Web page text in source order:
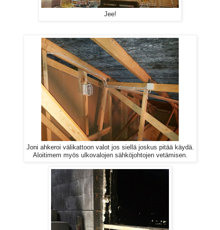
Jee!
Joni ahkeroi välikattoon valot jos siellä joskus pitää käydä.
Aloitimem myös ulkovalojen sähköjohtojen vetämisen.